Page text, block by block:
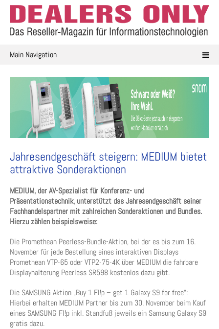
Skip
content
Main Navigation
Jahresendgeschäft steigern: MEDIUM bietet
attraktive Sonderaktionen
MEDIUM, der AV-Spezialist für Konferenz- und
Präsentationstechnik, unterstützt das Jahresendgeschäft seiner
Fachhandelspartner mit zahlreichen Sonderaktionen und Bundles.
Hierzu zählen beispielsweise:
Die Promethean Peerless-Bundle-Aktion, bei der es bis zum 16.
November für jede Bestellung eines interaktiven Displays
Promethean VTP-65 oder VTP2-75-4K über MEDIUM die fahrbare
Displayhalterung Peerless SR598 kostenlos dazu gibt.
Die SAMSUNG Aktion „Buy 1 Fl!p – get 1 Galaxy S9 for free“:
Hierbei erhalten MEDIUM Partner bis zum 30. November beim Kauf
eines SAMSUNG Fl!p inkl. Standfuß jeweils ein Samsung Galaxy S9
gratis dazu.